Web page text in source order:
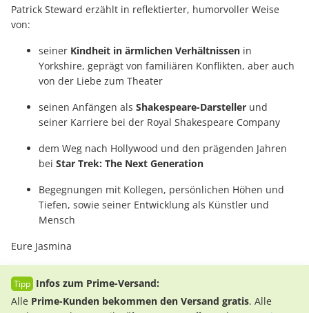
Patrick Steward erzählt in reflektierter, humorvoller Weise
von:
seiner Kindheit in ärmlichen Verhältnissen in
Yorkshire, geprägt von familiären Konflikten, aber auch
von der Liebe zum Theater
seinen Anfängen als Shakespeare-Darsteller und
seiner Karriere bei der Royal Shakespeare Company
dem Weg nach Hollywood und den prägenden Jahren
bei Star Trek: The Next Generation
Begegnungen mit Kollegen, persönlichen Höhen und
Tiefen, sowie seiner Entwicklung als Künstler und
Mensch
Eure Jasmina
Infos zum Prime-Versand:
Alle Prime-Kunden bekommen den Versand gratis. Alle